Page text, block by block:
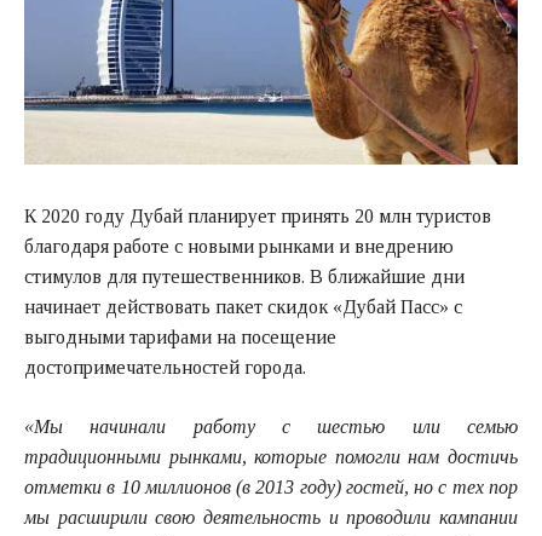
К 2020 году Дубай планирует принять 20 млн туристов
благодаря работе с новыми рынками и внедрению
стимулов для путешественников. В ближайшие дни
начинает действовать пакет скидок «Дубай Пасс» с
выгодными тарифами на посещение
достопримечательностей города.
«Мы начинали работу с шестью или семью
традиционными рынками, которые помогли нам достичь
отметки в 10 миллионов (в 2013 году) гостей, но с тех пор
мы расширили свою деятельность и проводили кампании